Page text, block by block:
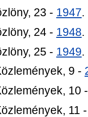
23 - 1947.
24 - 1948.
25 - 1949.
9 -
10
11